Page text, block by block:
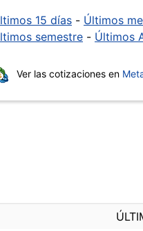
15 días - Últimos
semestre - Últimos
Ver las cotizaciones en